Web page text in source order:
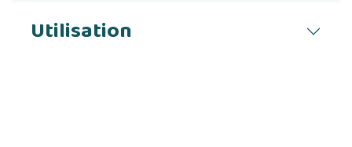
Utilisation